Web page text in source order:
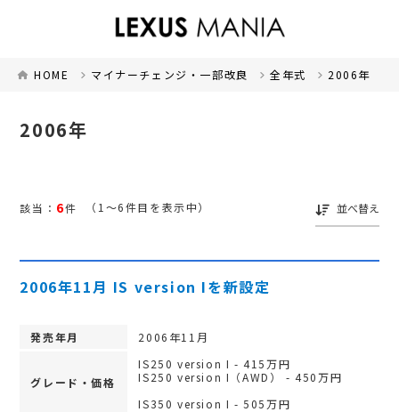
HOME マイナーチェンジ・一部改良 全年式 2006年
2006年
該当： 6件 （1～6件目を表示中） 並べ替え
2006年11月 IS version Iを新設定
発売年月 2006年11月
グレード・価格
IS250 version I - 415万円
IS250 version I（AWD） - 450万円
IS350 version I - 505万円